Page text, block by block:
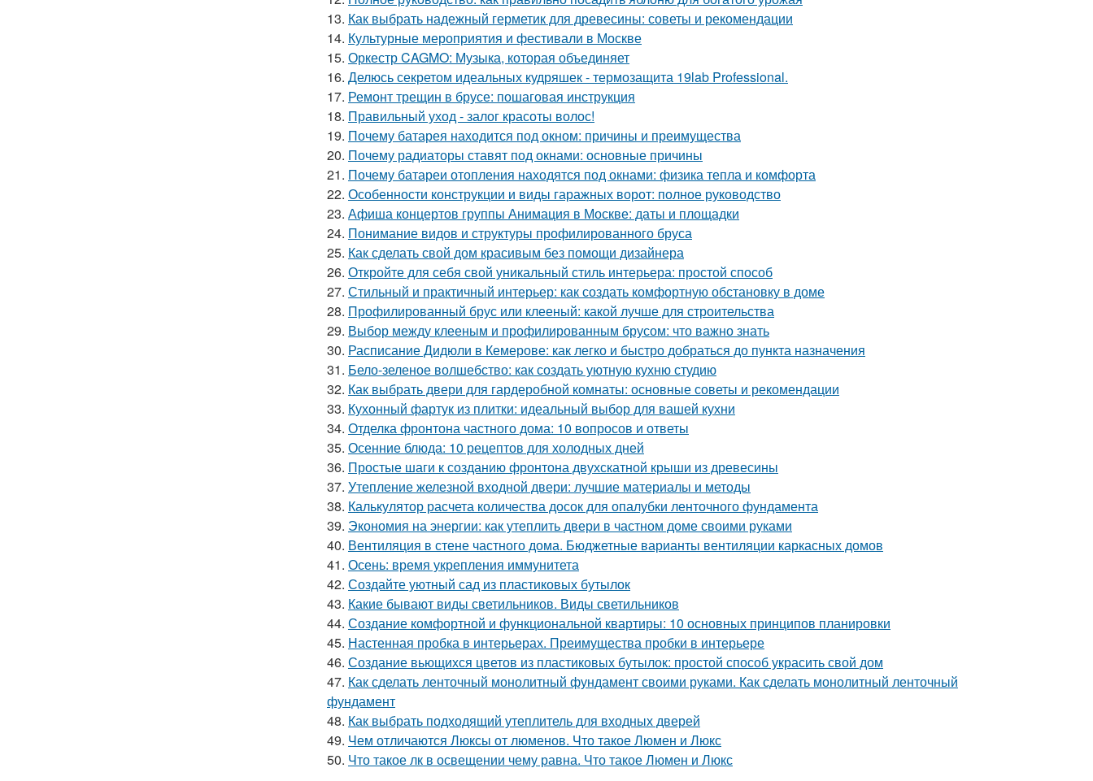
13. Как выбрать надежный герметик для древесины: советы и рекомендации
14. Культурные мероприятия и фестивали в Москве
15. Оркестр CAGMO: Музыка, которая объединяет
16. Делюсь секретом идеальных кудряшек - термозащита 19lab Professional.
17. Ремонт трещин в брусе: пошаговая инструкция
18. Правильный уход - залог красоты волос!
19. Почему батарея находится под окном: причины и преимущества
20. Почему радиаторы ставят под окнами: основные причины
21. Почему батареи отопления находятся под окнами: физика тепла и комфорта
22. Особенности конструкции и виды гаражных ворот: полное руководство
23. Афиша концертов группы Анимация в Москве: даты и площадки
24. Понимание видов и структуры профилированного бруса
25. Как сделать свой дом красивым без помощи дизайнера
26. Откройте для себя свой уникальный стиль интерьера: простой способ
27. Стильный и практичный интерьер: как создать комфортную обстановку в доме
28. Профилированный брус или клееный: какой лучше для строительства
29. Выбор между клееным и профилированным брусом: что важно знать
30. Расписание Дидюли в Кемерове: как легко и быстро добраться до пункта назначения
31. Бело-зеленое волшебство: как создать уютную кухню студию
32. Как выбрать двери для гардеробной комнаты: основные советы и рекомендации
33. Кухонный фартук из плитки: идеальный выбор для вашей кухни
34. Отделка фронтона частного дома: 10 вопросов и ответы
35. Осенние блюда: 10 рецептов для холодных дней
36. Простые шаги к созданию фронтона двухскатной крыши из древесины
37. Утепление железной входной двери: лучшие материалы и методы
38. Калькулятор расчета количества досок для опалубки ленточного фундамента
39. Экономия на энергии: как утеплить двери в частном доме своими руками
40. Вентиляция в стене частного дома. Бюджетные варианты вентиляции каркасных домов
41. Осень: время укрепления иммунитета
42. Создайте уютный сад из пластиковых бутылок
43. Какие бывают виды светильников. Виды светильников
44. Создание комфортной и функциональной квартиры: 10 основных принципов планировки
45. Настенная пробка в интерьерах. Преимущества пробки в интерьере
46. Создание вьющихся цветов из пластиковых бутылок: простой способ украсить свой дом
47. Как сделать ленточный монолитный фундамент своими руками. Как сделать монолитный ленточный
фундамент
48. Как выбрать подходящий утеплитель для входных дверей
49. Чем отличаются Люксы от люменов. Что такое Люмен и Люкс
50. Что такое лк в освещении чему равна. Что такое Люмен и Люкс